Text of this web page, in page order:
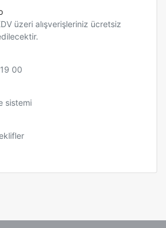
üzeri alışverişleriniz ücretsiz
00
sistemi